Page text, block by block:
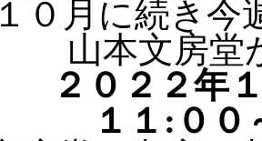
１０月に続き今
山本文房堂
２０２２年
１１:０